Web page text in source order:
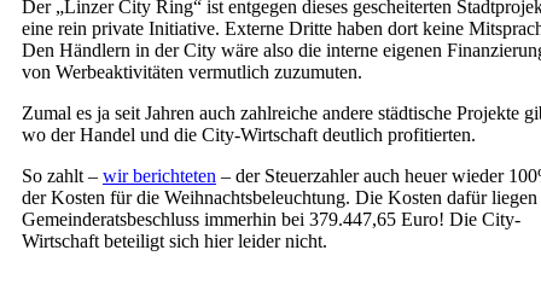
Der „Linzer City Ring“ ist entgegen dieses gescheiterten
eine rein private Initiative. Externe Dritte haben dort keine
Den Händlern in der City wäre also die interne eigenen
von Werbeaktivitäten vermutlich zuzumuten.
Zumal es ja seit Jahren auch zahlreiche andere städtische Projekte
wo der Handel und die City-Wirtschaft deutlich profitierten.
So zahlt – wir berichteten – der Steuerzahler auch heuer wieder
der Kosten für die Weihnachtsbeleuchtung. Die Kosten dafür liegen
Gemeinderatsbeschluss immerhin bei 379.447,65 Euro! Die City-
Wirtschaft beteiligt sich hier leider nicht.